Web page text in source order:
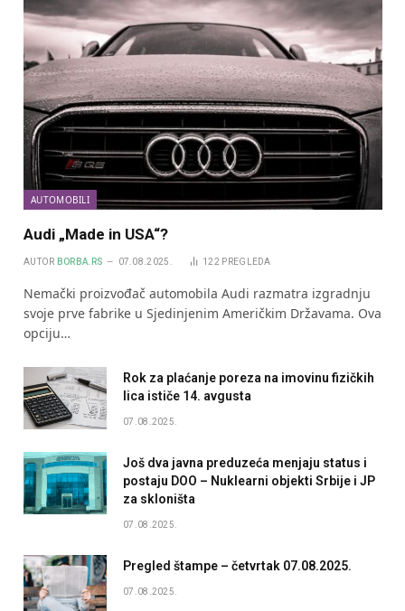
AUTOMOBILI
Audi „Made in USA“?
AUTOR BORBA.RS 07.08.2025. 122 PREGLEDA
Nemački proizvođač automobila Audi razmatra izgradnju
svoje prve fabrike u Sjedinjenim Američkim Državama. Ova
opciju…
Rok za plaćanje poreza na imovinu fizičkih
lica ističe 14. avgusta
07.08.2025.
Još dva javna preduzeća menjaju status i
postaju DOO – Nuklearni objekti Srbije i JP
za skloništa
07.08.2025.
Pregled štampe – četvrtak 07.08.2025.
07.08.2025.